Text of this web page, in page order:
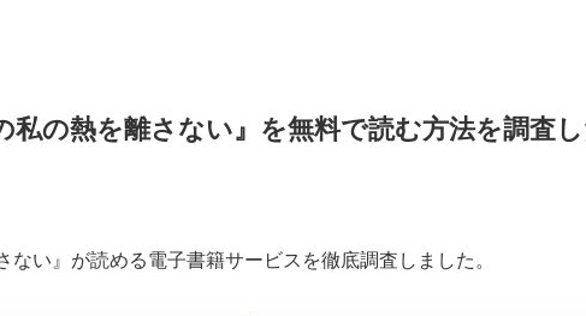
私の熱を離さない』を無料で読む方法を調査
ない』が読める電子書籍サービスを徹底調査しました。